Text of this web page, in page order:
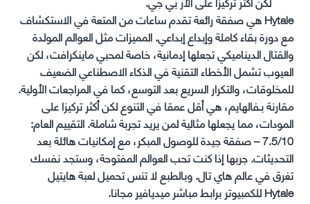
Hytale هي صفقة رائعة تقدم ساعات من المتعة في الاستكشاف
مع دورة بقاء كاملة وإبداع إبداعي. المميزات مثل العوالم المولدة
والقتال الديناميكي تجعلها إدمانية، خاصة لمحبي ماينكرافت، لكن
العيوب تشمل الأخطاء التقنية في الذكاء الاصطناعي الضعيف
للمخلوقات، والتكرار السريع بعد التوسع، كما في المراجعات الأولية.
مقارنة بـفالهايم، هي أقل عمقا في التنوع لكن أكثر تركيزا على
المودات، مما يجعلها مثالية لمن يريد تجربة شاملة. التقييم العام:
7.5/10 – صفقة جيدة للوصول المبكر، مع إمكانيات هائلة بعد
التحديثات. جربها إذا كنت تحب العوالم المفتوحة، وستجد نفسك
تغرق في عالم هاي تال. وبالطبع لا تنس تحميل لعبة هايتيل
Hytale للكمبيوتر برابط مباشر ميديافير مجانا.